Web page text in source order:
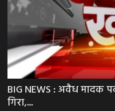
BIG NEWS : अवैध मादक
गिरा,...